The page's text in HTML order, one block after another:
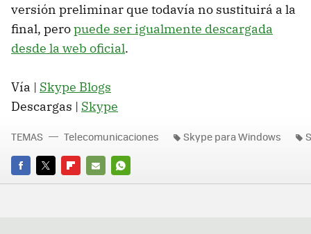
versión preliminar que todavía no sustituirá a la
final, peropuede ser igualmente descargada
desde la web oficial.
Vía | Skype Blogs
Descargas | Skype
FACEBOOK
TWITTERFLIPBOARD
E-
WHATSAPP
TEMAS Telecomunicaciones Skype para Windows